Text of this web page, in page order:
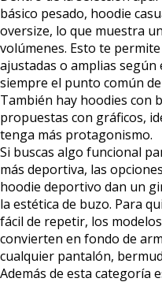
básico pesado, hoodie
oversize, lo que muestra
volúmenes. Esto te
ajustadas o amplias
siempre el punto común
También hay hoodies con
propuestas con gráficos,
tenga más protagonismo.
Si buscas algo funcional
más deportiva, las
hoodie deportivo dan un
la estética de buzo. Para
fácil de repetir, los
convierten en fondo de
cualquier pantalón,
Además de esta categoría